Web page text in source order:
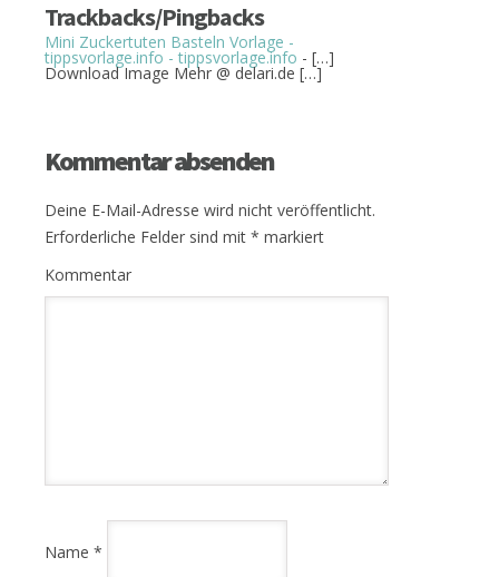
Trackbacks/Pingbacks
Mini Zuckertuten Basteln Vorlage -
tippsvorlage.info - tippsvorlage.info - […]
Download Image Mehr @ delari.de […]
Kommentar absenden
Deine E-Mail-Adresse wird nicht veröffentlicht.
Erforderliche Felder sind mit * markiert
Kommentar
Name *